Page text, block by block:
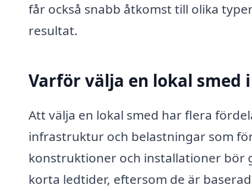
får också snabb åtkomst till olika
resultat.
Varför välja en lokal smed
Att välja en lokal smed har flera
infrastruktur och belastningar som
konstruktioner och installationer bör
korta ledtider, eftersom de är